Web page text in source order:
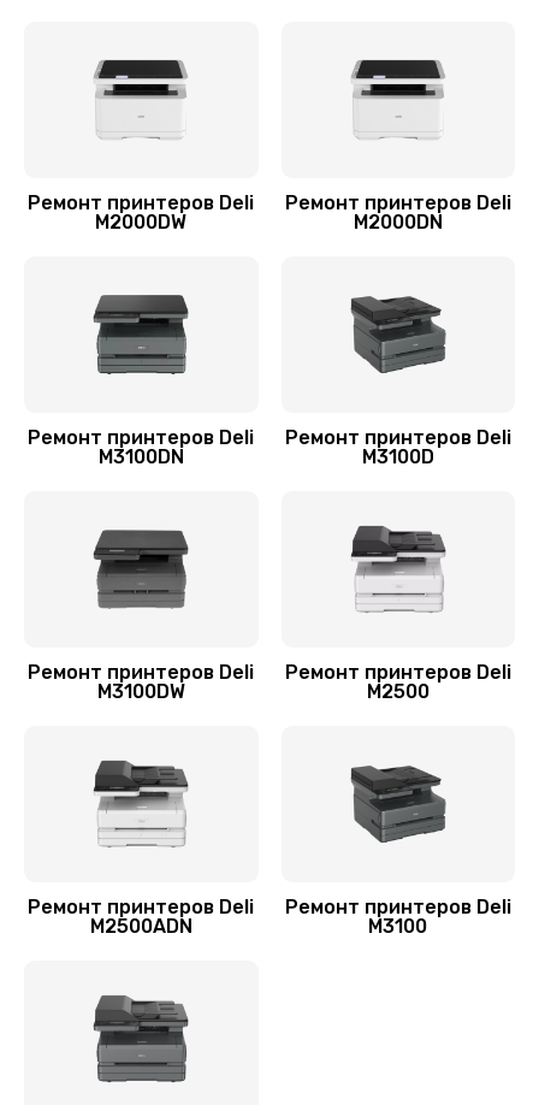
Замена блока питания
Чистка блока проявки
Ремонт принтеров Deli
M2000DW
Ремонт принтеров Deli
M2000DN
Ремонт принтеров Deli
M3100DN
Ремонт принтеров Deli
M3100D
Ремонт принтеров Deli
M3100DW
Ремонт принтеров Deli
M2500
Ремонт принтеров Deli
M2500ADN
Ремонт принтеров Deli
M3100